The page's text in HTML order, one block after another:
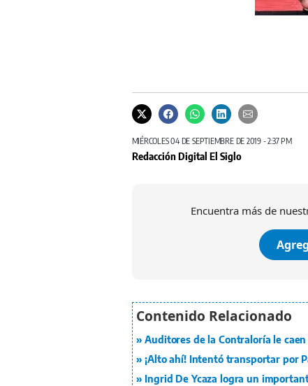
MIÉRCOLES 04 DE SEPTIEMBRE DE 2019 - 2:37 PM
Redacción Digital El Siglo
Encuentra más de
Auditores de la Contraloría le
¡Alto ahí! Intentó transportar por
Ingrid De Ycaza logra un